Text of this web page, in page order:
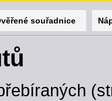
souřadnice